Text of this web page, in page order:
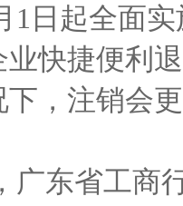
日起全面实
快捷便利
下，注销会
东省工商